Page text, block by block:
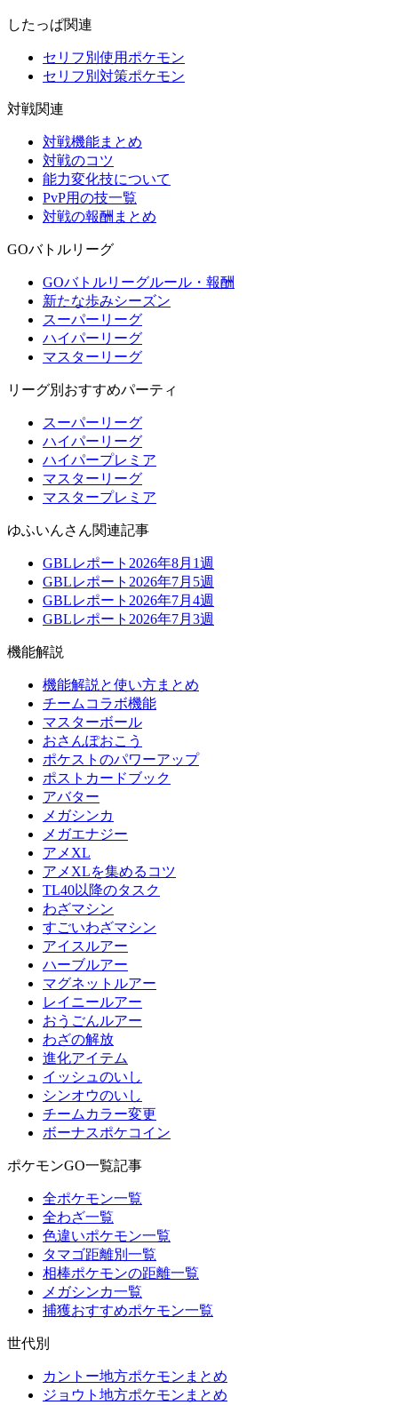
したっぱ関連
セリフ別使用ポケモン
セリフ別対策ポケモン
対戦関連
対戦機能まとめ
対戦のコツ
能力変化技について
PvP用の技一覧
対戦の報酬まとめ
GOバトルリーグ
GOバトルリーグルール・報酬
新たな歩みシーズン
スーパーリーグ
ハイパーリーグ
マスターリーグ
リーグ別おすすめパーティ
スーパーリーグ
ハイパーリーグ
ハイパープレミア
マスターリーグ
マスタープレミア
ゆふいんさん関連記事
GBLレポート2026年8月1週
GBLレポート2026年7月5週
GBLレポート2026年7月4週
GBLレポート2026年7月3週
機能解説
機能解説と使い方まとめ
チームコラボ機能
マスターボール
おさんぽおこう
ポケストのパワーアップ
ポストカードブック
アバター
メガシンカ
メガエナジー
アメXL
アメXLを集めるコツ
TL40以降のタスク
わざマシン
すごいわざマシン
アイスルアー
ハーブルアー
マグネットルアー
レイニールアー
おうごんルアー
わざの解放
進化アイテム
イッシュのいし
シンオウのいし
チームカラー変更
ボーナスポケコイン
ポケモンGO一覧記事
全ポケモン一覧
全わざ一覧
色違いポケモン一覧
タマゴ距離別一覧
相棒ポケモンの距離一覧
メガシンカ一覧
捕獲おすすめポケモン一覧
世代別
カントー地方ポケモンまとめ
ジョウト地方ポケモンまとめ